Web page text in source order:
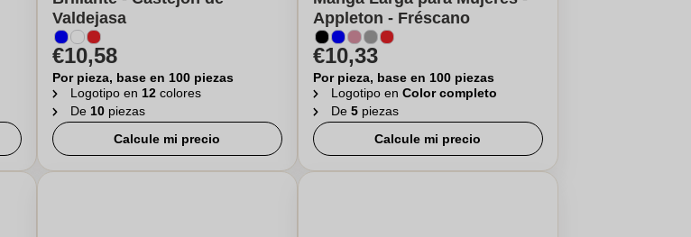
Valdejasa
€10,58
Por pieza, base en 100 piezas
Logotipo en 12 colores
De 10 piezas
Calcule mi precio
Appleton - Fréscano
€10,33
Por pieza, base en 100 piezas
Logotipo en Color completo
De 5 piezas
Calcule mi precio